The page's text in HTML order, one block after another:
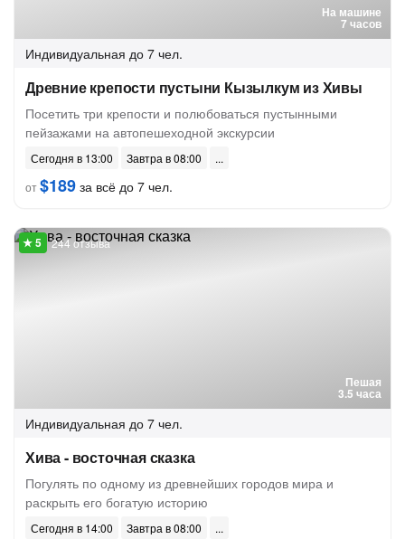
На машине
7 часов
Индивидуальная до 7 чел.
Древние крепости пустыни Кызылкум из Хивы
Посетить три крепости и полюбоваться пустынными
пейзажами на автопешеходной экскурсии
Сегодня в 13:00
Завтра в 08:00
от$189 за всё до 7 чел.
Пешая
3.5 часа
244 отзыва
Индивидуальная до 7 чел.
Хива - восточная сказка
Погулять по одному из древнейших городов мира и
раскрыть его богатую историю
Сегодня в 14:00
Завтра в 08:00